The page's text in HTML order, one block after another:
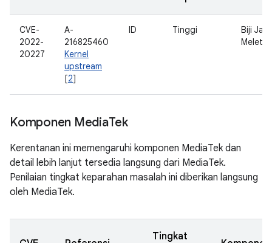
CVE-
2022-
20227
A-
216825460
Kernel
upstream
[2]
ID Tinggi
Biji
Komponen MediaTek
Kerentanan ini memengaruhi komponen MediaTek dan
detail lebih lanjut tersedia langsung dari MediaTek.
Penilaian tingkat keparahan masalah ini diberikan langsung
oleh MediaTek.
Tingkat